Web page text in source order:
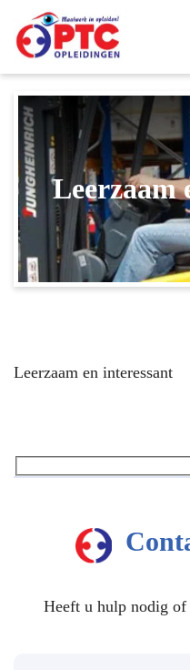
Leerzaam
Leerzaam en interessant
Heeft u hulp nodig of